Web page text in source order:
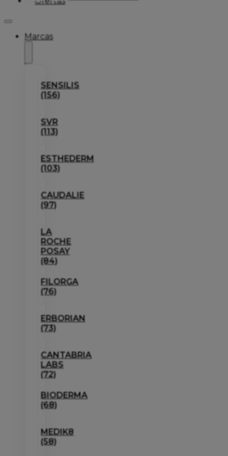
Marcas
SENSILIS
(156)
SVR
(113)
ESTHEDERM
(103)
CAUDALIE
(97)
LA
ROCHE
POSAY
(84)
FILORGA
(76)
ERBORIAN
(73)
CANTABRIA
LABS
(72)
BIODERMA
(68)
MEDIK8
(58)